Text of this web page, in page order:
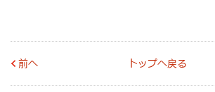
前へ トップへ戻る